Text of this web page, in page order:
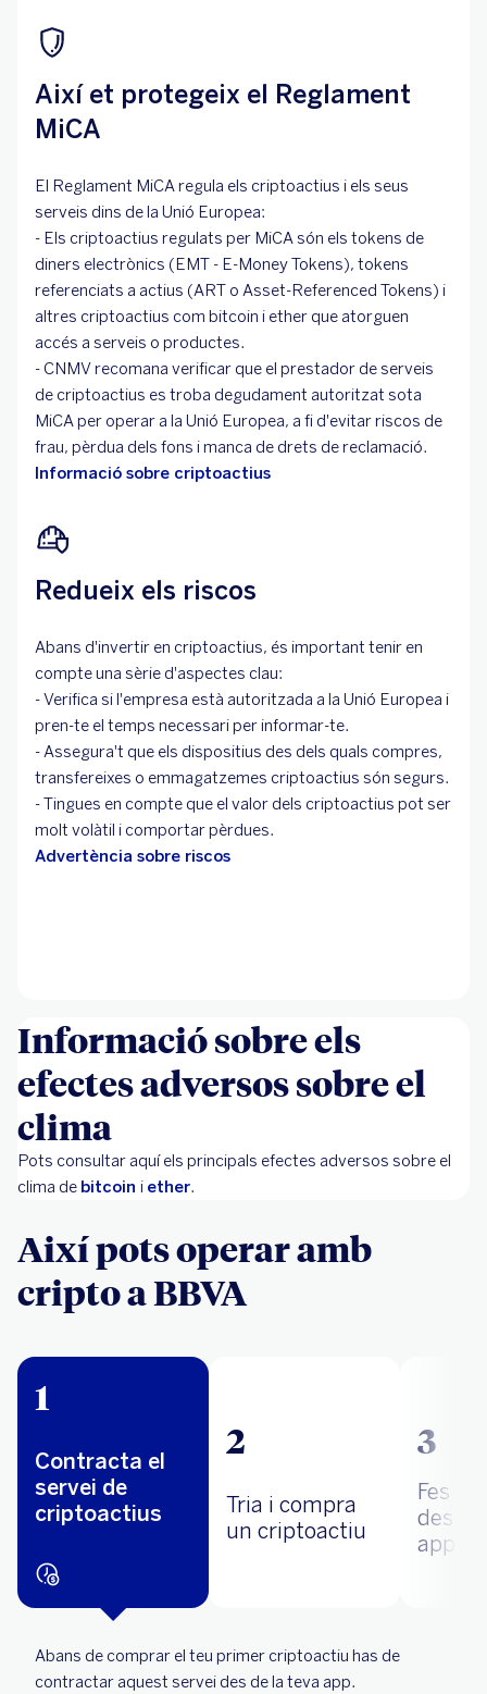
Així et protegeix el Reglament
MiCA
El Reglament MiCA regula els criptoactius i els seus
serveis dins de la Unió Europea:
- Els criptoactius regulats per MiCA són els tokens de
diners electrònics (EMT - E-Money Tokens), tokens
referenciats a actius (ART o Asset-Referenced Tokens) i
altres criptoactius com bitcoin i ether que atorguen
accés a serveis o productes.
- CNMV recomana verificar que el prestador de serveis
de criptoactius es troba degudament autoritzat sota
MiCA per operar a la Unió Europea, a fi d'evitar riscos de
frau, pèrdua dels fons i manca de drets de reclamació.
Informació sobre criptoactius
Redueix els riscos
Abans d'invertir en criptoactius, és important tenir en
compte una sèrie d'aspectes clau:
- Verifica si l'empresa està autoritzada a la Unió Europea i
pren-te el temps necessari per informar-te.
- Assegura't que els dispositius des dels quals compres,
transfereixes o emmagatzemes criptoactius són segurs.
- Tingues en compte que el valor dels criptoactius pot ser
molt volàtil i comportar pèrdues.
Advertència sobre riscos
Informació sobre els
efectes adversos sobre el
clima
Pots consultar aquí els principals efectes adversos sobre el
clima de bitcoin i ether.
Així pots operar amb
cripto a BBVA
1
Contracta el
servei de
criptoactius
2
Tria i compra
un criptoactiu
3
Fes
des
app
Abans de comprar el teu primer criptoactiu has de
contractar aquest servei des de la teva app.